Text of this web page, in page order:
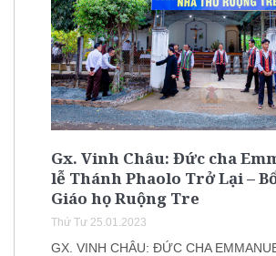
Gx. Vinh Châu: Đức cha
lễ Thánh Phaolo Trở Lại –
Giáo họ Ruộng Tre
Thứ Tư 25.01.2023
GX. VINH CHÂU: ĐỨC CHA